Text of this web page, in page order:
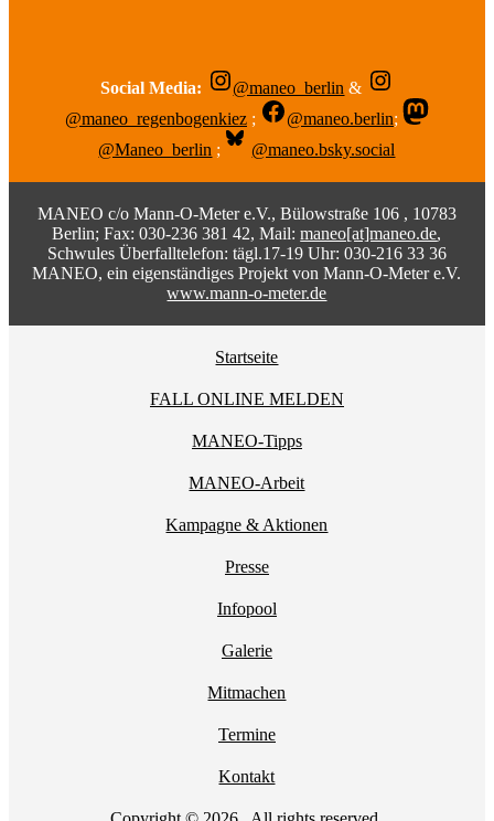
Social Media: @maneo_berlin &
@maneo_regenbogenkiez ; @maneo.berlin;
@Maneo_berlin ; @maneo.bsky.social
MANEO c/o Mann-O-Meter e.V., Bülowstraße 106 , 10783
Berlin; Fax: 030-236 381 42, Mail:maneo[at]maneo.de,
Schwules Überfalltelefon: tägl.17-19 Uhr: 030-216 33 36
MANEO, ein eigenständiges Projekt von Mann-O-Meter e.V.
www.mann-o-meter.de
Startseite
FALL ONLINE MELDEN
MANEO-Tipps
MANEO-Arbeit
Kampagne & Aktionen
Presse
Infopool
Galerie
Mitmachen
Termine
Kontakt